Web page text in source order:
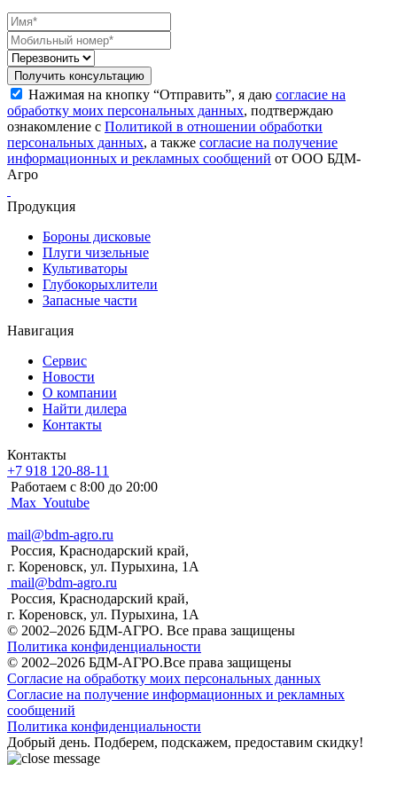
Получить консультацию
Нажимая на кнопку “Отправить”, я даю согласие на
обработку моих персональных данных, подтверждаю
ознакомление с Политикой в отношении обработки
персональных данных, а также согласие на получение
информационных и рекламных сообщений от ООО БДМ-
Агро
Продукция
Бороны дисковые
Плуги чизельные
Культиваторы
Глубокорыхлители
Запасные части
Навигация
Сервис
Новости
О компании
Найти дилера
Контакты
Контакты
+7 918 120-88-11
Работаем c 8:00 до 20:00
Max Youtube
mail@bdm-agro.ru
Россия, Краснодарский край,
г. Кореновск, ул. Пурыхина, 1А
mail@bdm-agro.ru
Россия, Краснодарский край,
г. Кореновск, ул. Пурыхина, 1А
© 2002–2026 БДМ-АГРО. Все права защищены
Политика конфиденциальности
© 2002–2026 БДМ-АГРО.Все права защищены
Согласие на обработку моих персональных данных
Согласие на получение информационных и рекламных
сообщений
Политика конфиденциальности
Добрый день. Подберем, подскажем, предоставим скидку!